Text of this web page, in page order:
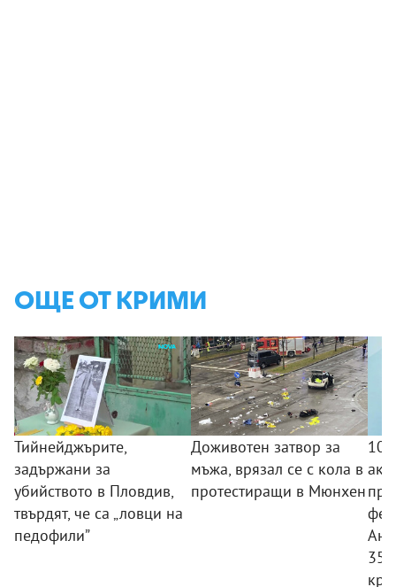
ОЩЕ ОТ КРИМИ
Тийнейджърите,
задържани за
убийството в Пловдив,
твърдят, че са „ловци на
педофили”
Доживотен затвор за
мъжа, врязал се с кола в
протестиращи в Мюнхен
10